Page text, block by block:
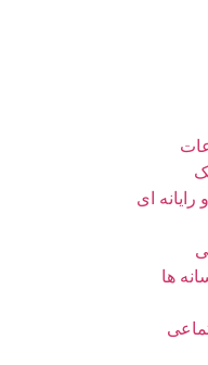
ای
ها